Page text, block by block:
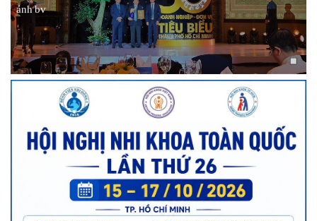
ảnh bv